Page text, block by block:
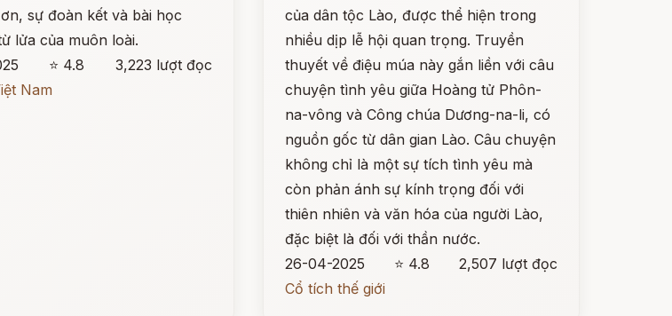
sự đoàn kết và bài học
lửa của muôn loài.
⭐ 4.8
3,223 lượt đọc
Nam
của dân tộc Lào, được thể hiện trong
nhiều dịp lễ hội quan trọng. Truyền
thuyết về điệu múa này gắn liền với câu
chuyện tình yêu giữa Hoàng tử Phôn-
na-vông và Công chúa Dương-na-li, có
nguồn gốc từ dân gian Lào. Câu chuyện
không chỉ là một sự tích tình yêu mà
còn phản ánh sự kính trọng đối với
thiên nhiên và văn hóa của người Lào,
đặc biệt là đối với thần nước.
26-04-2025
⭐ 4.8
2,507 lượt đọc
Cổ tích thế giới